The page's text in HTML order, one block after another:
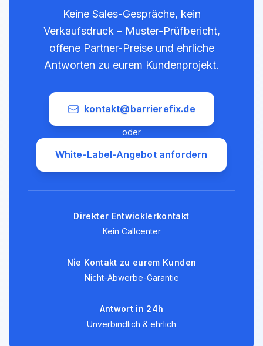
Keine Sales-Gespräche, kein
Verkaufsdruck – Muster-Prüfbericht,
offene Partner-Preise und ehrliche
Antworten zu eurem Kundenprojekt.
kontakt@barrierefix.de
oder
White-Label-Angebot anfordern
Direkter Entwicklerkontakt
Kein Callcenter
Nie Kontakt zu eurem Kunden
Nicht-Abwerbe-Garantie
Antwort in 24h
Unverbindlich & ehrlich